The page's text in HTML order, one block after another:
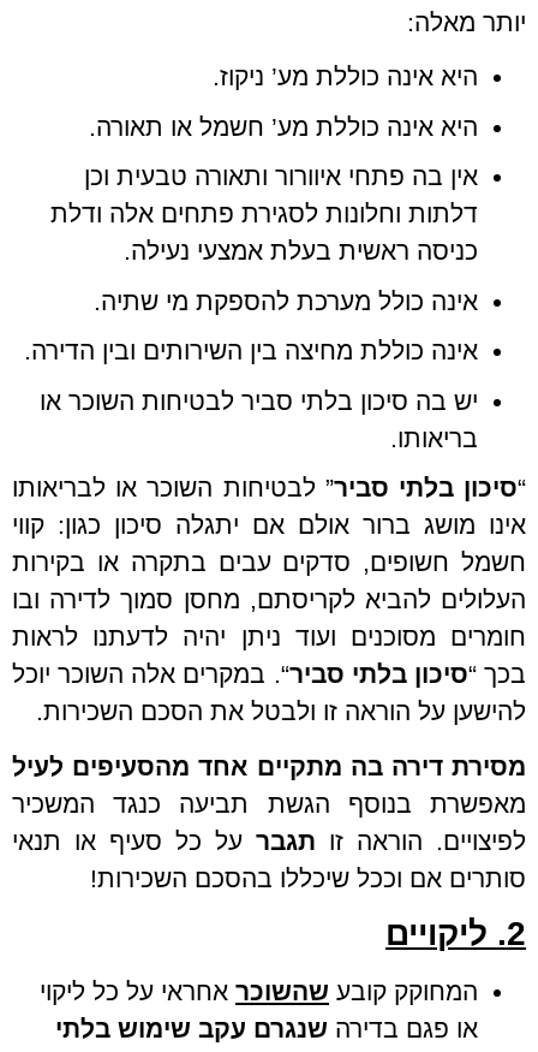
יותר מאלה:
היא אינה כוללת מע’ ניקוז.
היא אינה כוללת מע’ חשמל או תאורה.
אין בה פתחי איוורור ותאורה טבעית וכן
דלתות וחלונות לסגירת פתחים אלה ודלת
כניסה ראשית בעלת אמצעי נעילה.
אינה כולל מערכת להספקת מי שתיה.
אינה כוללת מחיצה בין השירותים ובין הדירה.
יש בה סיכון בלתי סביר לבטיחות השוכר או
בריאותו.
“סיכון בלתי סביר” לבטיחות השוכר או לבריאותו
אינו מושג ברור אולם אם יתגלה סיכון כגון: קווי
חשמל חשופים, סדקים עבים בתקרה או בקירות
העלולים להביא לקריסתם, מחסן סמוך לדירה ובו
חומרים מסוכנים ועוד ניתן יהיה לדעתנו לראות
בכך “סיכון בלתי סביר“. במקרים אלה השוכר יוכל
להישען על הוראה זו ולבטל את הסכם השכירות.
מסירת דירה בה מתקיים אחד מהסעיפים לעיל
מאפשרת בנוסף הגשת תביעה כנגד המשכיר
לפיצויים. הוראה זו תגבר על כל סעיף או תנאי
סותרים אם וככל שיכללו בהסכם השכירות!
2. ליקויים
המחוקק קובע שהשוכר אחראי על כל ליקוי
או פגם בדירה שנגרם עקב שימוש בלתי